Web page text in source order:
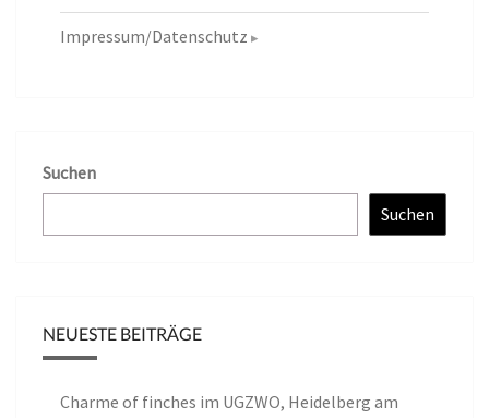
Impressum/Datenschutz
Suchen
Suchen
NEUESTE BEITRÄGE
Charme of finches im UGZWO, Heidelberg am